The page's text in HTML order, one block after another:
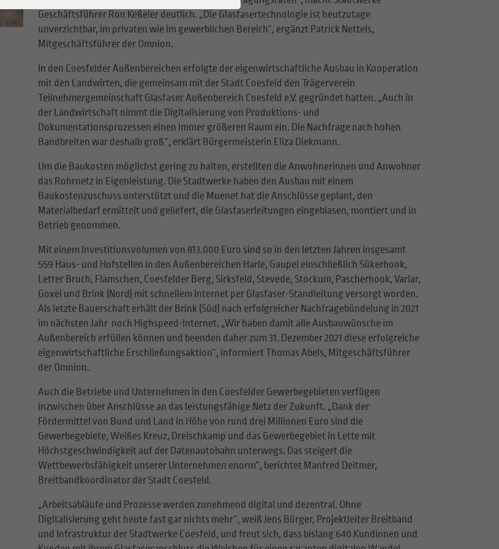
Widerruf
Hausanschluss
Geschäftsführer Ron Keßeler deutlich. „Die Glasfasertechnologie ist heutzutage
unverzichtbar, im privaten wie im gewerblichen Bereich“, ergänzt Patrick Nettels,
Mitgeschäftsführer der Omnion.
In den Coesfelder Außenbereichen erfolgte der eigenwirtschaftliche Ausbau in Kooperation
mit den Landwirten, die gemeinsam mit der Stadt Coesfeld den Trägerverein
Teilnehmergemeinschaft Glasfaser Außenbereich Coesfeld e.V. gegründet hatten. „Auch in
der Landwirtschaft nimmt die Digitalisierung von Produktions- und
Dokumentationsprozessen einen immer größeren Raum ein. Die Nachfrage nach hohen
Bandbreiten war deshalb groß“, erklärt Bürgermeisterin Eliza Diekmann.
Um die Baukosten möglichst gering zu halten, erstellten die Anwohnerinnen und Anwohner
das Rohrnetz in Eigenleistung. Die Stadtwerke haben den Ausbau mit einem
Baukostenzuschuss unterstützt und die Muenet hat die Anschlüsse geplant, den
Materialbedarf ermittelt und geliefert, die Glasfaserleitungen eingeblasen, montiert und in
Betrieb genommen.
Mit einem Investitionsvolumen von 813.000 Euro sind so in den letzten Jahren insgesamt
559 Haus- und Hofstellen in den Außenbereichen Harle, Gaupel einschließlich Sükerhook,
Letter Bruch, Flamschen, Coesfelder Berg, Sirksfeld, Stevede, Stockum, Pascherhook, Varlar,
Goxel und Brink (Nord) mit schnellem Internet per Glasfaser-Standleitung versorgt worden.
Als letzte Bauerschaft erhält der Brink (Süd) nach erfolgreicher Nachfragebündelung in 2021
im nächsten Jahr noch Highspeed-Internet. „Wir haben damit alle Ausbauwünsche im
Außenbereich erfüllen können und beenden daher zum 31. Dezember 2021 diese erfolgreiche
eigenwirtschaftliche Erschließungsaktion“, informiert Thomas Abels, Mitgeschäftsführer
der Omnion.
Auch die Betriebe und Unternehmen in den Coesfelder Gewerbegebieten verfügen
inzwischen über Anschlüsse an das leistungsfähige Netz der Zukunft. „Dank der
Fördermittel von Bund und Land in Höhe von rund drei Millionen Euro sind die
Gewerbegebiete, Weißes Kreuz, Dreischkamp und das Gewerbegebiet in Lette mit
Höchstgeschwindigkeit auf der Datenautobahn unterwegs. Das steigert die
Wettbewerbsfähigkeit unserer Unternehmen enorm“, berichtet Manfred Deitmer,
Breitbandkoordinator der Stadt Coesfeld.
„Arbeitsabläufe und Prozesse werden zunehmend digital und dezentral. Ohne
Digitalisierung geht heute fast gar nichts mehr“, weiß Jens Bürger, Projektleiter Breitband
und Infrastruktur der Stadtwerke Coesfeld, und freut sich, dass bislang 640 Kundinnen und